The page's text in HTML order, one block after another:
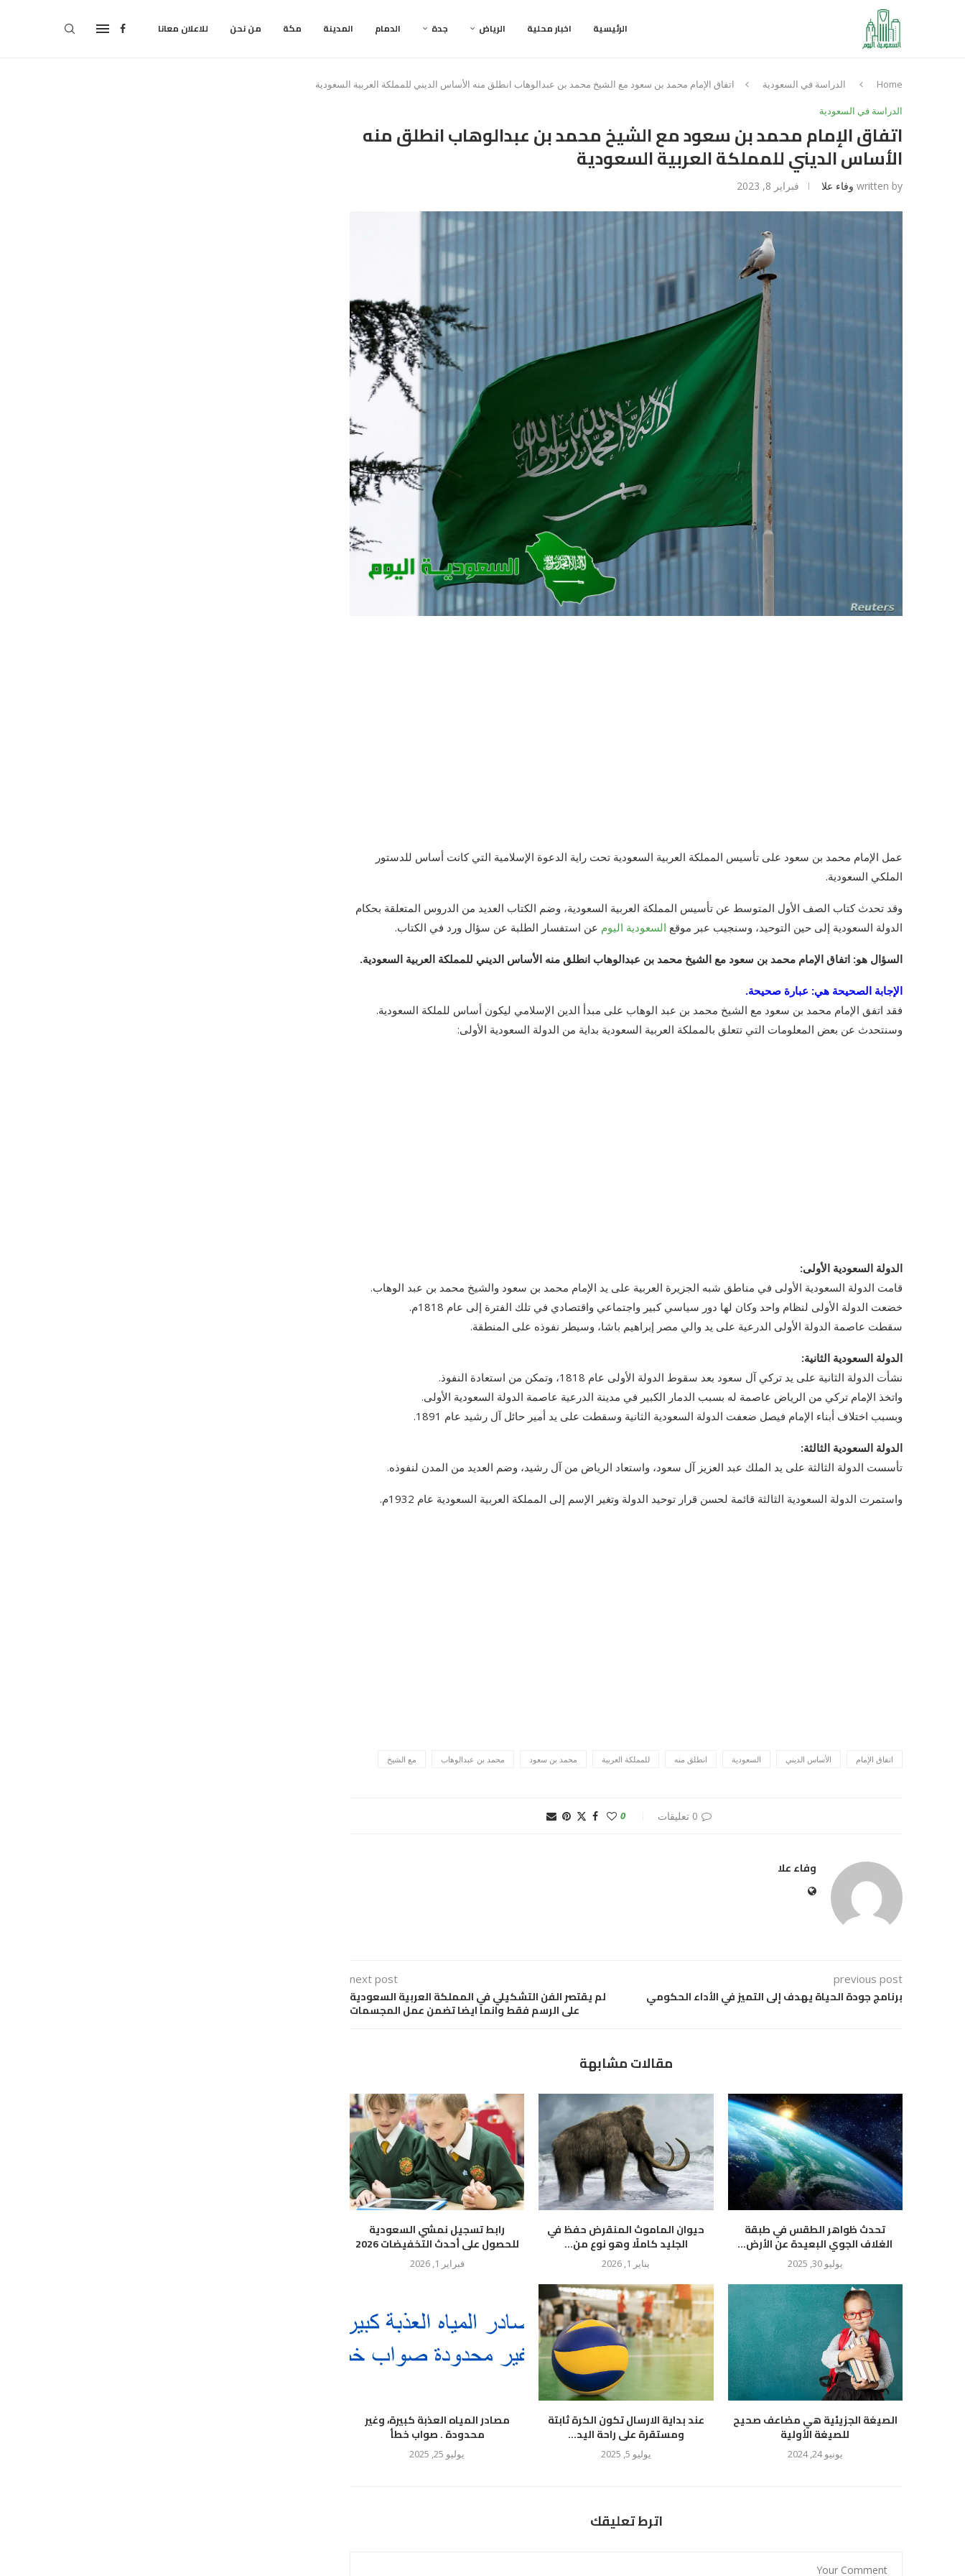
الرئيسية اخبار محلية الرياض جدة الدمام المدينة مكة من نحن للاعلان معانا
Home الدراسة في السعودية اتفاق الإمام محمد بن سعود مع الشيخ محمد بن عبدالوهاب انطلق منه الأساس الديني للمملكة العربية السعودية
الدراسة في السعودية
اتفاق الإمام محمد بن سعود مع الشيخ محمد بن عبدالوهاب انطلق منه
الأساس الديني للمملكة العربية السعودية
written by وفاء علا فبراير 8, 2023
عمل الإمام محمد بن سعود على تأسيس المملكة العربية السعودية تحت راية الدعوة الإسلامية التي كانت أساس للدستور
الملكي السعودية.
وقد تحدث كتاب الصف الأول المتوسط عن تأسيس المملكة العربية السعودية، وضم الكتاب العديد من الدروس المتعلقة بحكام
الدولة السعودية إلى حين التوحيد، وسنجيب عبر موقع السعودية اليوم عن استفسار الطلبة عن سؤال ورد في الكتاب.
السؤال هو: اتفاق الإمام محمد بن سعود مع الشيخ محمد بن عبدالوهاب انطلق منه الأساس الديني للمملكة العربية السعودية.
الإجابة الصحيحة هي: عبارة صحيحة.
فقد اتفق الإمام محمد بن سعود مع الشيخ محمد بن عبد الوهاب على مبدأ الدين الإسلامي ليكون أساس للملكة السعودية.
وسنتحدث عن بعض المعلومات التي تتعلق بالمملكة العربية السعودية بداية من الدولة السعودية الأولى:
الدولة السعودية الأولى:
قامت الدولة السعودية الأولى في مناطق شبه الجزيرة العربية على يد الإمام محمد بن سعود والشيخ محمد بن عبد الوهاب.
خضعت الدولة الأولى لنظام واحد وكان لها دور سياسي كبير واجتماعي واقتصادي في تلك الفترة إلى عام 1818م.
سقطت عاصمة الدولة الأولى الدرعية على يد والي مصر إبراهيم باشا، وسيطر نفوذه على المنطقة.
الدولة السعودية الثانية:
نشأت الدولة الثانية على يد تركي آل سعود بعد سقوط الدولة الأولى عام 1818، وتمكن من استعادة النفوذ.
واتخذ الإمام تركي من الرياض عاصمة له بسبب الدمار الكبير في مدينة الدرعية عاصمة الدولة السعودية الأولى.
وبسبب اختلاف أبناء الإمام فيصل ضعفت الدولة السعودية الثانية وسقطت على يد أمير حائل آل رشيد عام 1891.
الدولة السعودية الثالثة:
تأسست الدولة الثالثة على يد الملك عبد العزيز آل سعود، واستعاد الرياض من آل رشيد، وضم العديد من المدن لنفوذه.
واستمرت الدولة السعودية الثالثة قائمة لحسن قرار توحيد الدولة وتغير الإسم إلى المملكة العربية السعودية عام 1932م.
اتفاق الإمام الأساس الديني السعودية انطلق منه للمملكة العربية محمد بن سعود محمد بن عبدالوهاب مع الشيخ
0 تعليقات 0
وفاء علا
previous post
برنامج جودة الحياة يهدف إلى التميز في الأداء الحكومي
next post
لم يقتصر الفن التشكيلي في المملكة العربية السعودية
على الرسم فقط وانما ايضا تضمن عمل المجسمات
مقالات مشابهة
رابط تسجيل نمشي السعودية
للحصول على أحدث التخفيضات 2026
فبراير 1, 2026
حيوان الماموث المنقرض حفظ في
الجليد كاملًا وهو نوع من...
يناير 1, 2026
تحدث ظواهر الطقس في طبقة
الغلاف الجوي البعيدة عن الأرض...
يوليو 30, 2025
مصادر المياه العذبة كبيرة، وغير
محدودة . صواب خطأ
يوليو 25, 2025
عند بداية الارسال تكون الكرة ثابتة
ومستقرة على راحة اليد...
يوليو 5, 2025
الصيغة الجزيئية هي مضاعف صحيح
للصيغة الأولية
يونيو 24, 2024
اترط تعليقك